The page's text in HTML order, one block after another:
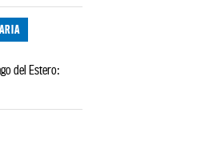
del Estero: